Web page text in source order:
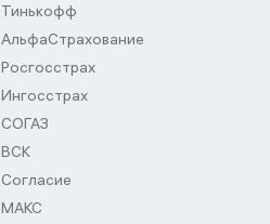
Тинькофф
АльфаСтрахование
Росгосстрах
Ингосстрах
СОГАЗ
ВСК
Согласие
МАКС